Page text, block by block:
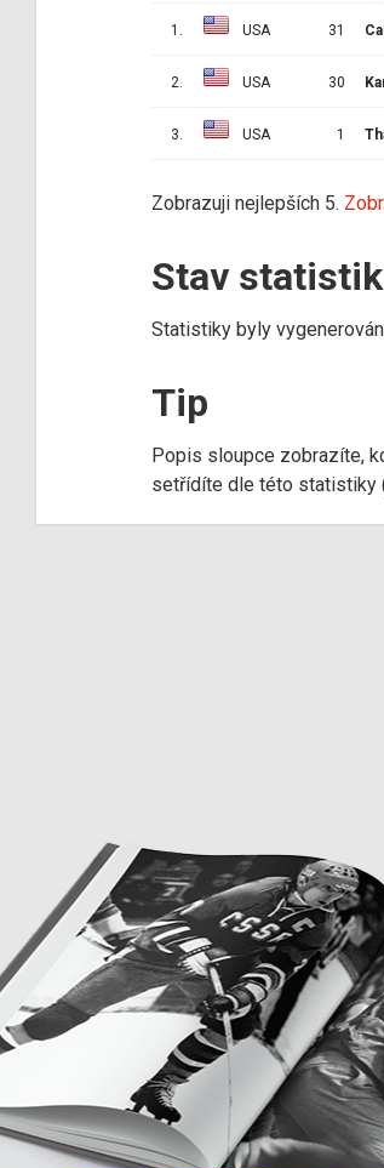
1. USA 31
2. USA 30
3. USA 1
Zobrazuji nejlepších 5.
Stav statistik
Statistiky byly
Tip
Popis sloupce zobrazíte,
setřídíte dle této statistiky